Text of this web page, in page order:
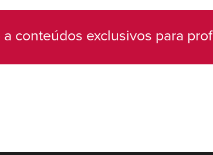
conteúdos exclusivos para